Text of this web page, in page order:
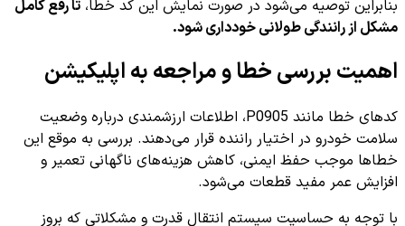
بنابراین توصیه می‌شود در صورت نمایش این کد خطا، تا رفع کامل
مشکل از رانندگی طولانی خودداری شود.
اهمیت بررسی خطا و مراجعه به اپلیکیشن
کدهای خطا مانند P0905، اطلاعات ارزشمندی درباره وضعیت
سلامت خودرو در اختیار راننده قرار می‌دهند. بررسی به موقع این
خطاها موجب حفظ ایمنی، کاهش هزینه‌های ناگهانی تعمیر و
افزایش عمر مفید قطعات می‌شود.
با توجه به حساسیت سیستم انتقال قدرت و مشکلاتی که بروز